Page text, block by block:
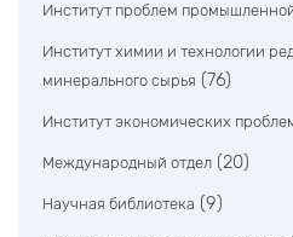
Институт проблем
Институт химии и технологии
минерального сырья (76)
Институт экономических
Международный отдел (20)
Научная библиотека (9)